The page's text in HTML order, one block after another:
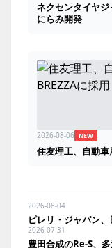
ネクセンタイヤ
にらみ開発
2026-08-06 NEW
住友理工、自動
2026-08-04
2026-07-31